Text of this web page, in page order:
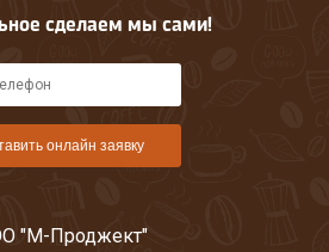
сделаем мы сами!
онлайн заявку
"М-Проджект"